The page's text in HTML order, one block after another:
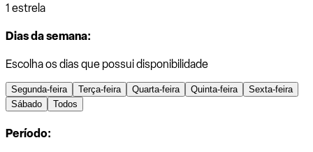
1 estrela
Dias da semana:
Escolha os dias que possui disponibilidade
Segunda-feira Terça-feira Quarta-feira Quinta-feira
Sexta-feira
Sábado
Todos
Período: